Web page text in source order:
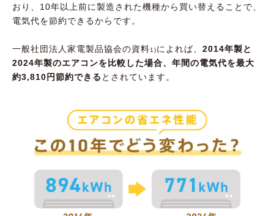
おり、10年以上前に製造された機種から買い替えることで、
電気代を節約できるからです。
一般社団法人家電製品協会の資料1)によれば、 2014年製と
2024年製のエアコンを比較した場合、年間の電気代を最大
約3,810円節約できる とされています。